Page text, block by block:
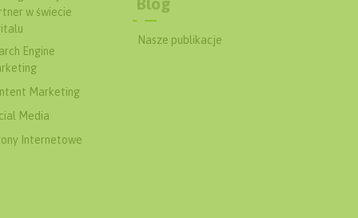
w świecie
Engine
Marketing
Media
Internetowe
Nasze publikacje